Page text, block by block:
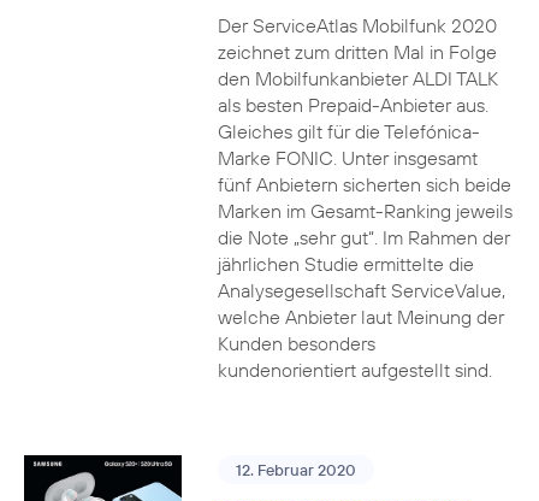
Der ServiceAtlas Mobilfunk 2020
zeichnet zum dritten Mal in Folge
den Mobilfunkanbieter ALDI TALK
als besten Prepaid-Anbieter aus.
Gleiches gilt für die Telefónica-
Marke FONIC. Unter insgesamt
fünf Anbietern sicherten sich beide
Marken im Gesamt-Ranking jeweils
die Note „sehr gut“. Im Rahmen der
jährlichen Studie ermittelte die
Analysegesellschaft ServiceValue,
welche Anbieter laut Meinung der
Kunden besonders
kundenorientiert aufgestellt sind.
12. Februar 2020